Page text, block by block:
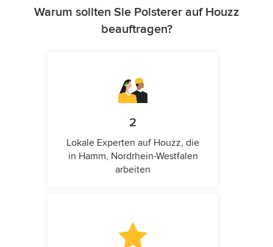
Warum sollten Sie Polsterer auf Houzz
beauftragen?
2
Lokale Experten auf Houzz, die
in Hamm, Nordrhein-Westfalen
arbeiten